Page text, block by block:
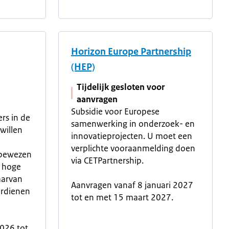
in de
Horizon Europe Partnership
(HEP)
Tijdelijk gesloten voor
aanvragen
Subsidie voor Europese
samenwerking in onderzoek- en
innovatieprojecten. U moet een
verplichte vooraanmelding doen
via CETPartnership.
Aanvragen vanaf 8 januari 2027
tot en met 15 maart 2027.